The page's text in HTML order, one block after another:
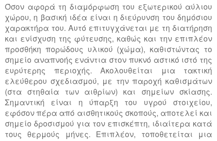
Όσον αφορά τη διαμόρφωση του εξωτερικού αύλιου
χώρου, η βασική ιδέα είναι η διεύρυνση του δημόσιου
χαρακτήρα του. Αυτό επιτυγχάνεται με τη διατήρηση
και ενίσχυση της φύτευσης, καθώς και την επιπλέον
προσθήκη πορώδους υλικού (χώμα), καθιστώντας το
σημείο αναπνοής ενάντια στον πυκνό αστικό ιστό της
ευρύτερης περιοχής. Ακολουθείται μια τακτική
ελεύθερου σχεδιασμού, με την παροχή καθισμάτων
(στα στηθαία των αιθρίων) και σημείων σκίασης.
Σημαντική είναι η ύπαρξη του υγρού στοιχείου,
εφόσον πέρα από αισθητικούς σκοπούς, αποτελεί και
σημείο δροσισμού για τον επισκέπτη, ιδιαίτερα κατά
τους θερμούς μήνες. Επιπλέον, τοποθετείται μια